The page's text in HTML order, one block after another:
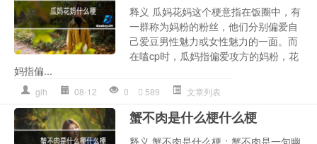
释义 瓜妈花妈这个梗意指在饭圈中，有
一群称为妈粉的粉丝，他们分别偏爱自
己爱豆男性魅力或女性魅力的一面。而
在嗑cp时，瓜妈指偏爱攻方的妈粉，花
妈指偏...
glh 08-12 0 589 文章列表
蟹不肉是什么梗什么梗